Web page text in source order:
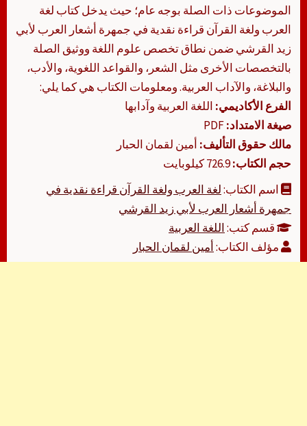
الموضوعات ذات الصلة بوجه عام؛ حيث يدخل كتاب لغة
العرب ولغة القرآن قراءة نقدية في جمهرة أشعار العرب لأبي
زيد القرشي ضمن نطاق تخصص علوم اللغة ووثيق الصلة
بالتخصصات الأخرى مثل الشعر، والقواعد اللغوية، والأدب،
والبلاغة، والآداب العربية. ومعلومات الكتاب هي كما يلي:
الفرع الأكاديمي: اللغة العربية وآدابها
صيغة الامتداد:
مالك حقوق التأليف: أمين لقمان الحبار
حجم الكتاب:726.9 كيلوبايت
اسم الكتاب:لغة العرب ولغة القرآن قراءة نقدية في
جمهرة أشعار العرب لأبي زيد القرشي
قسم كتب:اللغة العربية
مؤلف الكتاب:أمين لقمان الحبار